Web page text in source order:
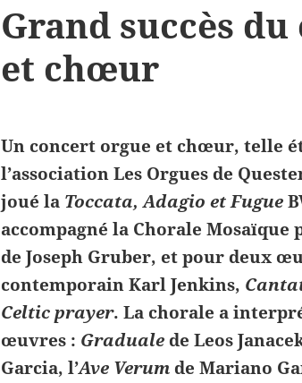
Grand succès
et chœur
Un concert orgue et chœur, telle
l’association Les Orgues de
joué la Toccata, Adagio et Fugue
accompagné la Chorale Mosaïque
de Joseph Gruber, et pour deux
contemporain Karl Jenkins,
Celtic prayer. La chorale a
œuvres : Graduale de Leos
Garcia, l’Ave Verum de Mariano